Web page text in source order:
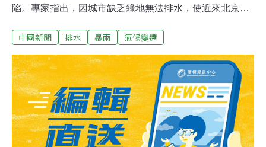
陷。專家指出，因城市缺乏綠地無法排水，使近來北京頻
因是降雨量大及排水設計標準太低，且隨著城市過度擴
流。從1975年到2002年接近30年的時間，北京城區的建
築急劇增加，而綠地則被不斷蠶食，綠地面積逐漸減少會
導致北京抵禦災害的能力愈來愈弱。
中國新聞 排水 暴雨 氣候變遷